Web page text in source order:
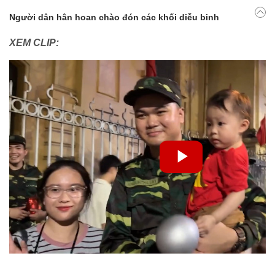
Người dân hân hoan chào đón các khối diễu binh
XEM CLIP: